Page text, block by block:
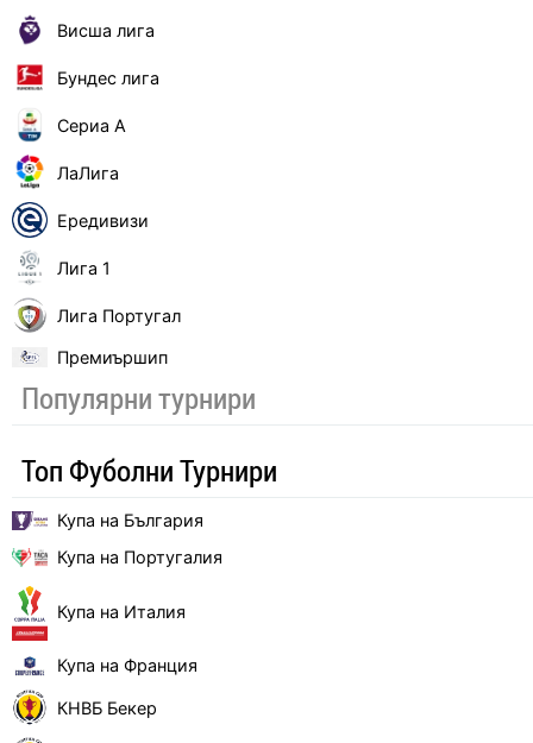
Висша лига
Бундес лига
Сериа А
ЛаЛига
Ередивизи
Лига 1
Лига Португал
Премиършип
Популярни турнири
Топ Фуболни Турнири
Купа на България
Купа на Португалия
Купа на Италия
Купа на Франция
КНВБ Бекер